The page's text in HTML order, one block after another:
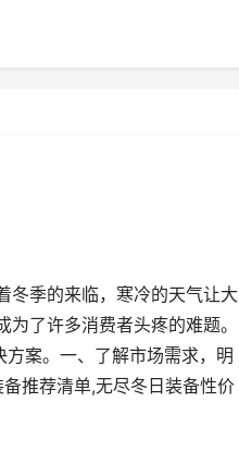
冬季的来临，寒冷的天气让大
了许多消费者头疼的难题。
案。一、了解市场需求，明
推荐清单,无尽冬日装备性价